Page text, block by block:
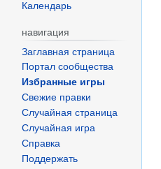
Календарь
навигация
Заглавная страница
Портал сообщества
Избранные игры
Свежие правки
Случайная страница
Случайная игра
Справка
Поддержать